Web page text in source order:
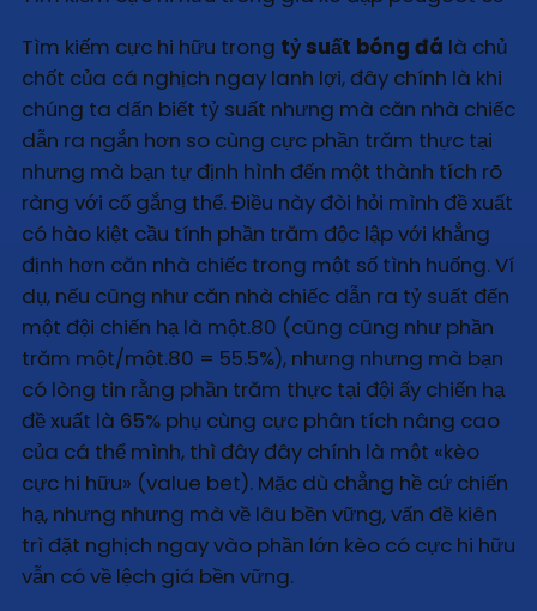
Tìm kiếm cực hi hữu trong tỷ suất bóng đá là chủ
chốt của cá nghịch ngay lanh lợi, đây chính là khi
chúng ta dấn biết tỷ suất nhưng mà căn nhà chiếc
dẫn ra ngắn hơn so cùng cực phần trăm thực tại
nhưng mà bạn tự định hình đến một thành tích rõ
ràng với cố gắng thể. Điều này đòi hỏi mình đề xuất
có hào kiệt cầu tính phần trăm độc lập với khẳng
định hơn căn nhà chiếc trong một số tình huống. Ví
dụ, nếu cũng như căn nhà chiếc dẫn ra tỷ suất đến
một đội chiến hạ là một.80 (cũng cũng như phần
trăm một/một.80 = 55.5%), nhưng nhưng mà bạn
có lòng tin rằng phần trăm thực tại đội ấy chiến hạ
đề xuất là 65% phụ cùng cực phân tích nâng cao
của cá thể mình, thì đây đây chính là một «kèo
cực hi hữu» (value bet). Mặc dù chẳng hề cứ chiến
hạ, nhưng nhưng mà về lâu bền vững, vấn đề kiên
trì đặt nghịch ngay vào phần lớn kèo có cực hi hữu
vẫn có về lệch giá bền vững.